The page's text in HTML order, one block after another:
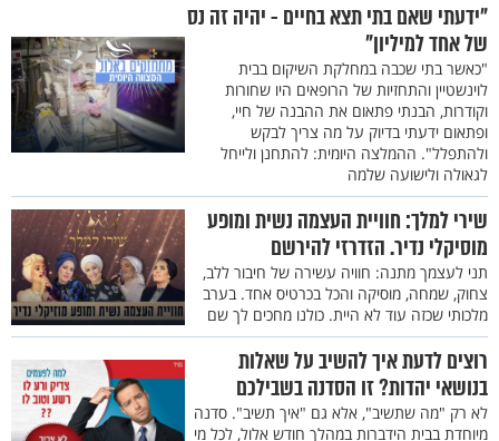
"ידעתי שאם בתי תצא בחיים - יהיה זה נס
של אחד למיליון"
"כאשר בתי שכבה במחלקת השיקום בבית
לוינשטיין והתחזיות של הרופאים היו שחורות
וקודרות, הבנתי פתאום את ההבנה של חיי,
ופתאום ידעתי בדיוק על מה צריך לבקש
ולהתפלל". ההמלצה היומית: להתחנן ולייחל
לגאולה ולישועה שלמה
שירי למלך: חוויית העצמה נשית ומופע
מוסיקלי נדיר. הזדרזי להירשם
תני לעצמך מתנה: חוויה עשירה של חיבור ללב,
צחוק, שמחה, מוסיקה והכל בכרטיס אחד. בערב
מלכותי שכזה עוד לא היית. כולנו מחכים לך שם
רוצים לדעת איך להשיב על שאלות
בנושאי יהדות? זו הסדנה בשבילכם
לא רק "מה שתשיב", אלא גם "איך תשיב". סדנה
מיוחדת בבית הידברות במהלך חודש אלול, לכל מי